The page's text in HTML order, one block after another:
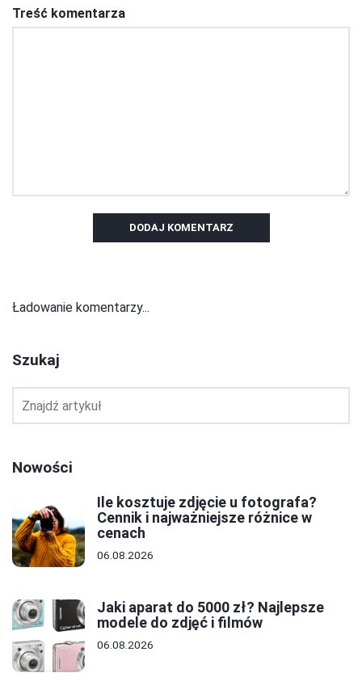
Treść komentarza
DODAJ KOMENTARZ
Ładowanie komentarzy...
Szukaj
Nowości
Ile kosztuje zdjęcie u fotografa?
Cennik i najważniejsze różnice w
cenach
06.08.2026
Jaki aparat do 5000 zł? Najlepsze
modele do zdjęć i filmów
06.08.2026